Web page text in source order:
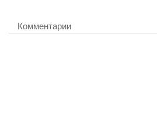
Комментарии